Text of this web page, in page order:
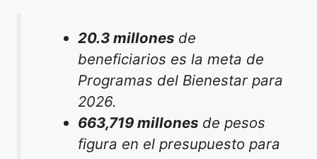
20.3 millones de
beneficiarios es la meta de
Programas del Bienestar para
2026.
663,719 millones de pesos
figura en el presupuesto para